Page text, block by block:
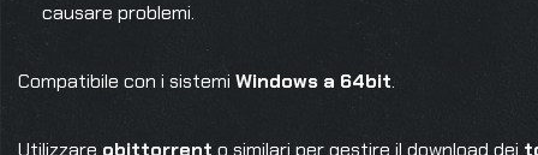
causare problemi.
Compatibile con i sistemi Windows a 64bit.
Utilizzareqbittorrent o similari per gestire il download dei